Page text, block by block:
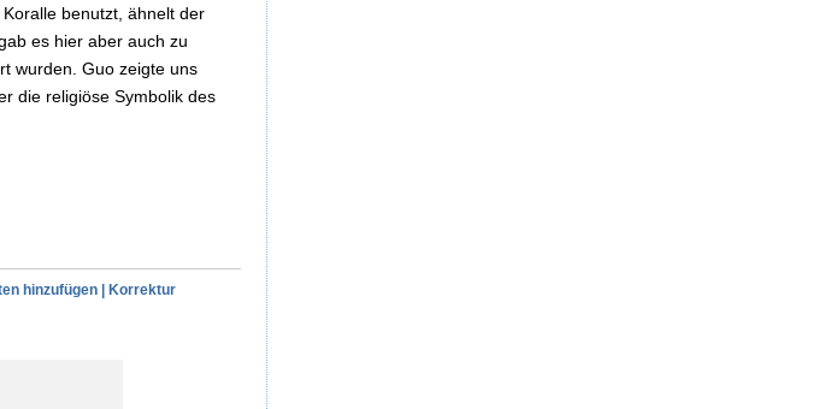
benutzt, ähnelt der
es hier aber auch zu
wurden. Guo zeigte uns
die religiöse Symbolik des
hinzufügen Korrektur